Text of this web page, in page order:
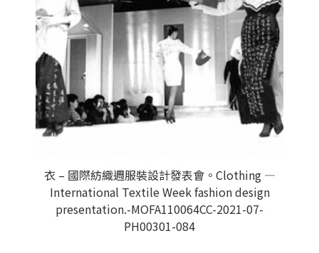
衣 – 國際紡織週服裝設計發表會。Clothing —
International Textile Week fashion design
presentation.-MOFA110064CC-2021-07-
PH00301-084